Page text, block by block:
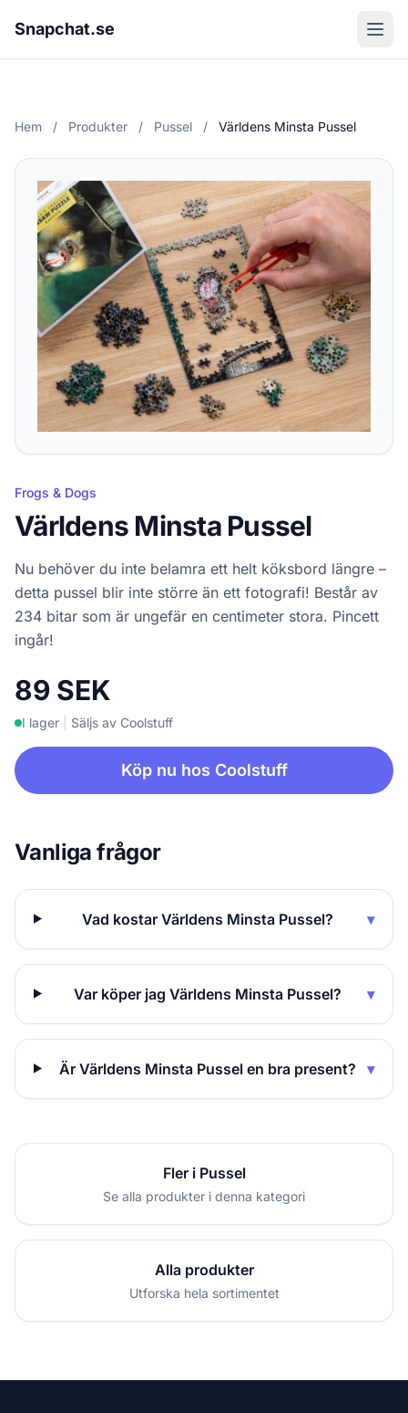
Snapchat.se
Hem / Produkter / Pussel / Världens Minsta Pussel
Frogs & Dogs
Världens Minsta Pussel
Nu behöver du inte belamra ett helt köksbord längre –
detta pussel blir inte större än ett fotografi! Består av
234 bitar som är ungefär en centimeter stora. Pincett
ingår!
89 SEK
I lager Säljs av Coolstuff
Köp nu hos Coolstuff
Vanliga frågor
Vad kostar Världens Minsta Pussel? ▾
Var köper jag Världens Minsta Pussel? ▾
Är Världens Minsta Pussel en bra present? ▾
Fler i Pussel
Se alla produkter i denna kategori
Alla produkter
Utforska hela sortimentet